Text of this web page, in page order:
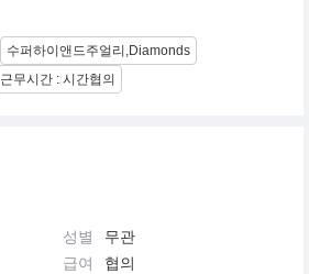
수퍼하이앤드주얼리,Diamonds
근무시간 : 시간협의
성별
무관
급여 협의